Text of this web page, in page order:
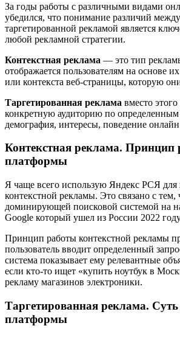
За годы работы с различными видами
убедился, что понимание различий
таргетированной рекламой является
любой рекламной стратегии.
Контекстная реклама — это тип
отображается пользователям на основе
или контекста веб-страницы, которую
Таргетированная реклама вместо
конкретную аудиторию по определенным
демография, интересы, поведение
Контекстная реклама. Принцип
платформы
Я чаще всего использую Яндекс РСЯ для
контекстной рекламы. Это связано с тем,
доминирующей поисковой системой на
Google который ушел из России 2022
Принцип работы контекстной рекламы
пользователь вводит определенный
система показывает ему релевантные
если кто-то ищет «купить ноутбук в
рекламу магазинов электроники.
Таргетированная реклама.
платформы